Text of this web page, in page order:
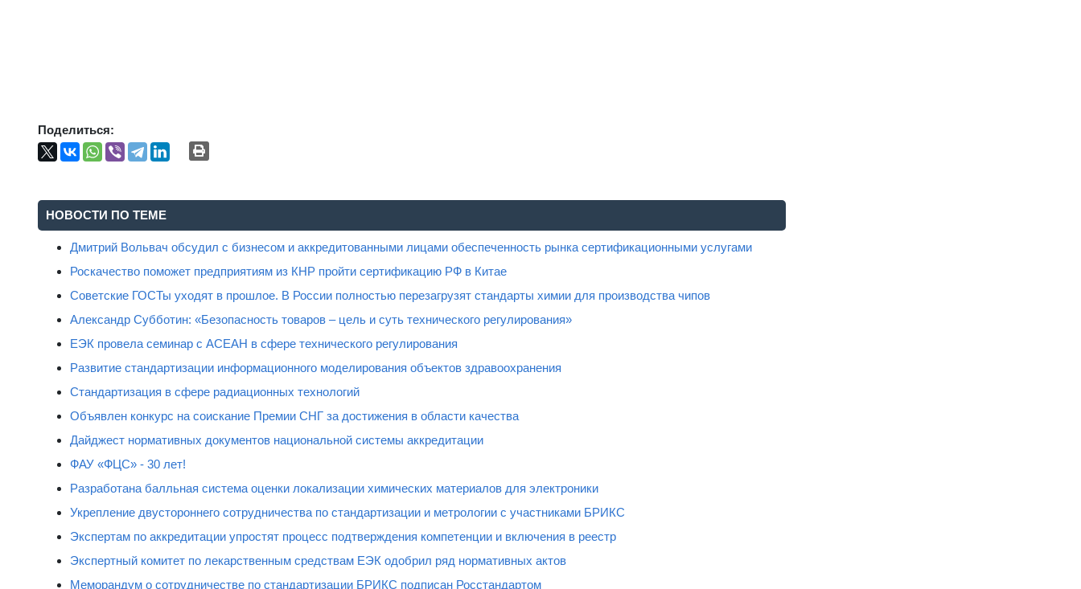
Поделиться:
НОВОСТИ ПО ТЕМЕ
Дмитрий Вольвач обсудил с бизнесом и аккредитованными лицами обеспеченность рынка сертификационными услугами
Роскачество поможет предприятиям из КНР пройти сертификацию РФ в Китае
Советские ГОСТы уходят в прошлое. В России полностью перезагрузят стандарты химии для производства чипов
Александр Субботин: «Безопасность товаров – цель и суть технического регулирования»
ЕЭК провела семинар с АСЕАН в сфере технического регулирования
Развитие стандартизации информационного моделирования объектов здравоохранения
Стандартизация в сфере радиационных технологий
Объявлен конкурс на соискание Премии СНГ за достижения в области качества
Дайджест нормативных документов национальной системы аккредитации
ФАУ «ФЦС» - 30 лет!
Разработана балльная система оценки локализации химических материалов для электроники
Укрепление двустороннего сотрудничества по стандартизации и метрологии с участниками БРИКС
Экспертам по аккредитации упростят процесс подтверждения компетенции и включения в реестр
Экспертный комитет по лекарственным средствам ЕЭК одобрил ряд нормативных актов
Меморандум о сотрудничестве по стандартизации БРИКС подписан Росстандартом